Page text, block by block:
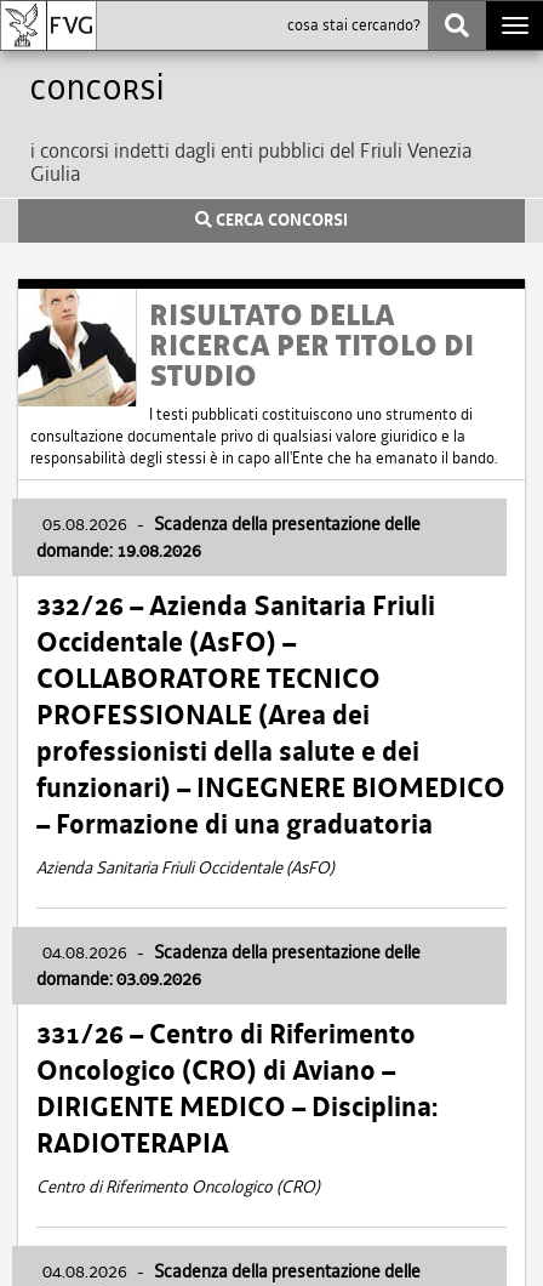
Concorsi
i concorsi indetti dagli enti pubblici del Friuli Venezia
Giulia
CERCA CONCORSI
RISULTATO DELLA
RICERCA PER TITOLO DI
STUDIO
I testi pubblicati costituiscono uno strumento di
consultazione documentale privo di qualsiasi valore giuridico e la
responsabilità degli stessi è in capo all'Ente che ha emanato il bando.
05.08.2026 - Scadenza della presentazione delle
domande: 19.08.2026
332/26 – Azienda Sanitaria Friuli
Occidentale (AsFO) –
COLLABORATORE TECNICO
PROFESSIONALE (Area dei
professionisti della salute e dei
funzionari) – INGEGNERE BIOMEDICO
– Formazione di una graduatoria
Azienda Sanitaria Friuli Occidentale (AsFO)
04.08.2026 - Scadenza della presentazione delle
domande: 03.09.2026
331/26 – Centro di Riferimento
Oncologico (CRO) di Aviano –
DIRIGENTE MEDICO – Disciplina:
RADIOTERAPIA
Centro di Riferimento Oncologico (CRO)
04.08.2026 - Scadenza della presentazione delle